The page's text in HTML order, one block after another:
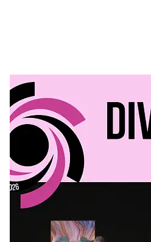
Divadelní Mlýn
Kultura a volný čas
Divadelní
MLEJN. Vstupenky již v prodeji.
Přijďte na přátelský festival
října 2026 Vstupenky již v prodeji
https://divadelnimlyn.cz/